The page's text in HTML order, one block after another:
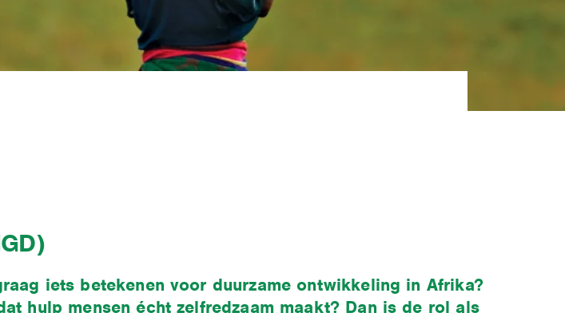
iets betekenen voor duurzame ontwikkeling in Afrika?
hulp mensen écht zelfredzaam maakt? Dan is de rol als